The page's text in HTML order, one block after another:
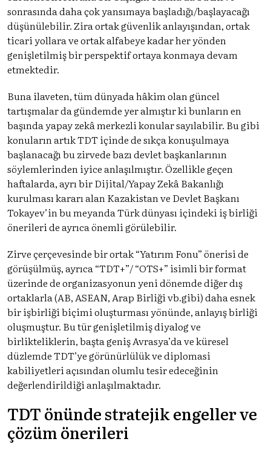
sonrasında daha çok yansımaya başladığı/başlayacağı
düşünülebilir. Zira ortak güvenlik anlayışından, ortak
ticari yollara ve ortak alfabeye kadar her yönden
genişletilmiş bir perspektif ortaya konmaya devam
etmektedir.
Buna ilaveten, tüm dünyada hâkim olan güncel
tartışmalar da gündemde yer almıştır ki bunların en
başında yapay zekâ merkezli konular sayılabilir. Bu gibi
konuların artık TDT içinde de sıkça konuşulmaya
başlanacağı bu zirvede bazı devlet başkanlarının
söylemlerinden iyice anlaşılmıştır. Özellikle geçen
haftalarda, ayrı bir Dijital/Yapay Zekâ Bakanlığı
kurulması kararı alan Kazakistan ve Devlet Başkanı
Tokayev’in bu meyanda Türk dünyası içindeki iş birliği
önerileri de ayrıca önemli görülebilir.
Zirve çerçevesinde bir ortak “Yatırım Fonu” önerisi de
görüşülmüş, ayrıca “TDT+”/ “OTS+” isimli bir format
üzerinde de organizasyonun yeni dönemde diğer dış
ortaklarla (AB, ASEAN, Arap Birliği vb.gibi) daha esnek
bir işbirliği biçimi oluşturması yönünde, anlayış birliği
oluşmuştur. Bu tür genişletilmiş diyalog ve
birlikteliklerin, başta geniş Avrasya’da ve küresel
düzlemde TDT’ye görünürlülük ve diplomasi
kabiliyetleri açısından olumlu tesir edeceğinin
değerlendirildiği anlaşılmaktadır.
TDT önünde stratejik engeller ve
çözüm önerileri